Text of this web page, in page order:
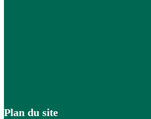
Plan du site